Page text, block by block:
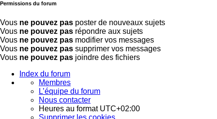
Permissions du forum
Vous ne pouvez pas poster de nouveaux sujets
Vous ne pouvez pas répondre aux sujets
Vous ne pouvez pas modifier vos messages
Vous ne pouvez pas supprimer vos messages
Vous ne pouvez pas joindre des fichiers
Index du forum
Membres
L’équipe du forum
Nous contacter
Heures au format UTC+02:00
Supprimer les cookies